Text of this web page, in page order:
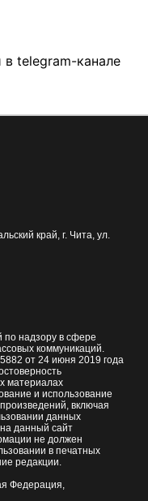
telegram-канале
край, г. Чита ул.
по надзору в сфере
коммуникаций.
от 24 июня 2019 года
материалах
и использование
включая
данных
данный сайт
не должен
в печатных
редакции.
Федерация,